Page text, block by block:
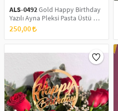
ALS-0492Gold Happy Birthday
Yazılı Ayna Pleksi Pasta Üstü &
Doğum Günü Partisi & Pleksi
Pasta Süsü
250,00